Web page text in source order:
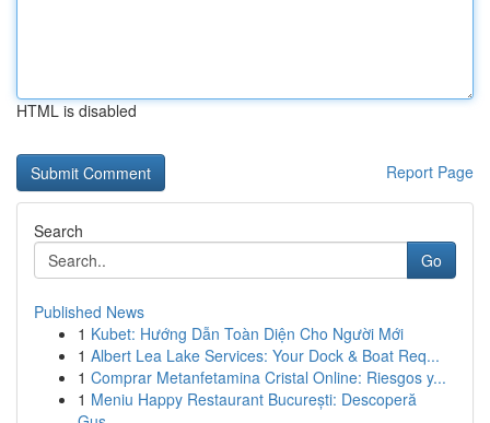
HTML is disabled
Report Page
Search
Go
Published News
1 Kubet: Hướng Dẫn Toàn Diện Cho Người Mới
1 Albert Lea Lake Services: Your Dock & Boat Req...
1 Comprar Metanfetamina Cristal Online: Riesgos y...
1 Meniu Happy Restaurant București: Descoperă